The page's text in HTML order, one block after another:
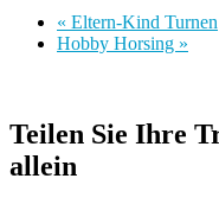
« Eltern-Kind Turnen
Hobby Horsing »
Teilen Sie Ihre
allein